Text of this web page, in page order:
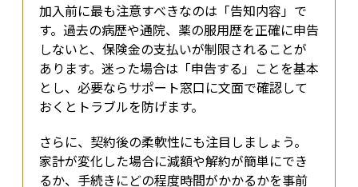
加入前に最も注意すべきなのは「告知内容」で
す。過去の病歴や通院、薬の服用歴を正確に申告
しないと、保険金の支払いが制限されることが
あります。迷った場合は「申告する」ことを基本
とし、必要ならサポート窓口に文面で確認して
おくとトラブルを防げます。
さらに、契約後の柔軟性にも注目しましょう。
家計が変化した場合に減額や解約が簡単にでき
るか、手続きにどの程度時間がかかるかを事前